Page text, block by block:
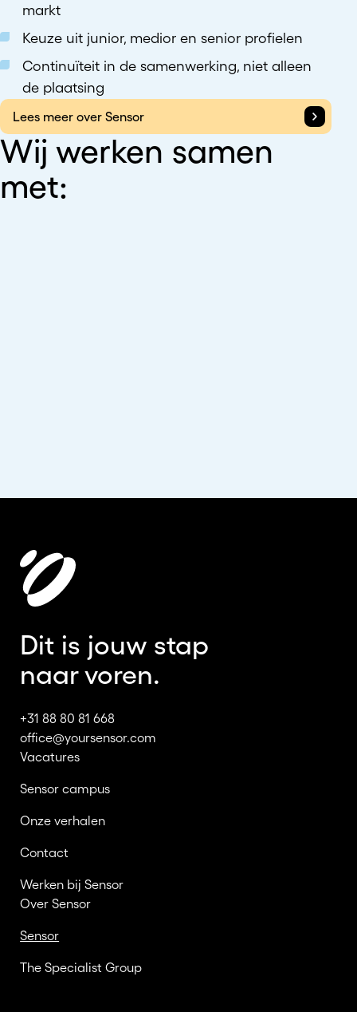
markt
Keuze uit junior, medior en senior profielen
Continuïteit in de samenwerking, niet alleen
de plaatsing
Lees meer over Sensor
Wij werken samen
met:
Dit is jouw stap
naar voren.
+31 88 80 81 668
office@yoursensor.com
Vacatures
Sensor campus
Onze verhalen
Contact
Werken bij Sensor
Over Sensor
Sensor
The Specialist Group